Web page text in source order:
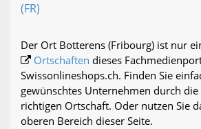
(FR)
Der Ort Botterens (Fribourg) ist nur
Ortschaften dieses
Swissonlineshops.ch. Finden Sie
gewünschtes Unternehmen durch die
richtigen Ortschaft. Oder nutzen Sie
oberen Bereich dieser Seite.